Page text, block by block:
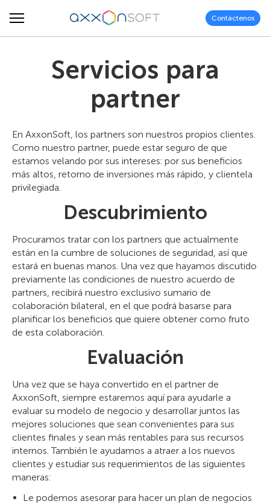
Contáctenos
Servicios para
partner
En AxxonSoft, los partners son nuestros propios clientes.
Como nuestro partner, puede estar seguro de que
estamos velando por sus intereses: por sus beneficios
más altos, retorno de inversiones más rápido, y clientela
privilegiada.
Descubrimiento
Procuramos tratar con los partners que actualmente
están en la cumbre de soluciones de seguridad, así que
estará en buenas manos. Una vez que hayamos discutido
previamente las condiciones de nuestro acuerdo de
partners, recibirá nuestro exclusivo sumario de
colaboración bilateral, en el que podrá basarse para
planificar los beneficios que quiere obtener como fruto
de esta colaboración.
Evaluación
Una vez que se haya convertido en el partner de
AxxonSoft, siempre estaremos aquí para ayudarle a
evaluar su modelo de negocio y desarrollar juntos las
mejores soluciones que sean convenientes para sus
clientes finales y sean más rentables para sus recursos
internos. También le ayudamos a atraer a los nuevos
clientes y estudiar sus requerimientos de las siguientes
maneras:
Le podemos asesorar para hacer un plan de negocios